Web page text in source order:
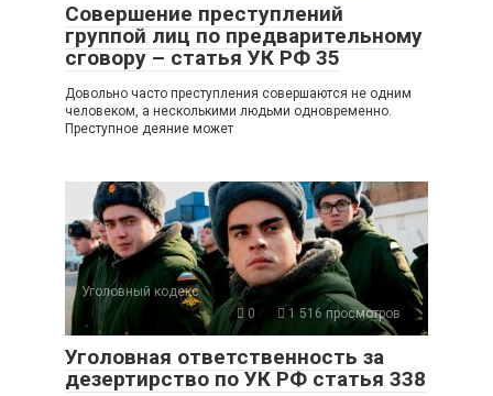
Совершение преступлений
группой лиц по предварительному
сговору – статья УК РФ 35
Довольно часто преступления совершаются не одним
человеком, а несколькими людьми одновременно.
Преступное деяние может
Уголовный кодекс
0
1 516 просмотров
Уголовная ответственность за
дезертирство по УК РФ статья 338